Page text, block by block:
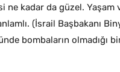
ne kadar da güzel. Yaşam
(İsrail Başbakanı
bombaların olmadığı